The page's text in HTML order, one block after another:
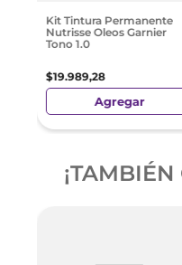
Kit Tintura Permanente
Nutrisse Oleos Garnier
Tono 1.0
$19.989,28
Agregar